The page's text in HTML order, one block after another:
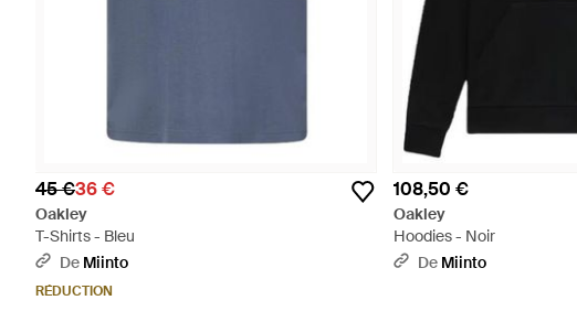
45 €36 €
Oakley
T-Shirts - Bleu
De Miinto
RÉDUCTION
108,50 €
Oakley
Hoodies - Noir
De Miinto